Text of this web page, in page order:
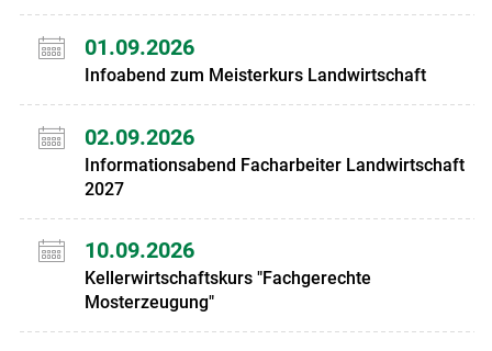
01.09.2026
Infoabend zum Meisterkurs Landwirtschaft
02.09.2026
Informationsabend Facharbeiter Landwirtschaft
2027
10.09.2026
Kellerwirtschaftskurs "Fachgerechte
Mosterzeugung"